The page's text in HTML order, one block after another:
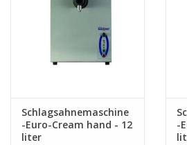
Schlagsahnemaschine
-Euro-Cream hand - 12
liter
-